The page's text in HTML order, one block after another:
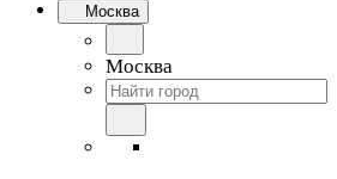
Москва
Москва